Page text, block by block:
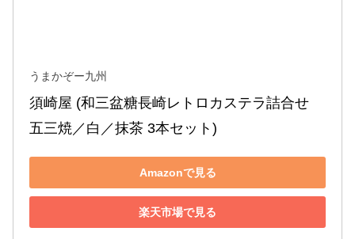
うまかぞー九州
須崎屋 (和三盆糖長崎レトロカステラ詰合せ
五三焼／白／抹茶 3本セット)
Amazonで見る
楽天市場で見る